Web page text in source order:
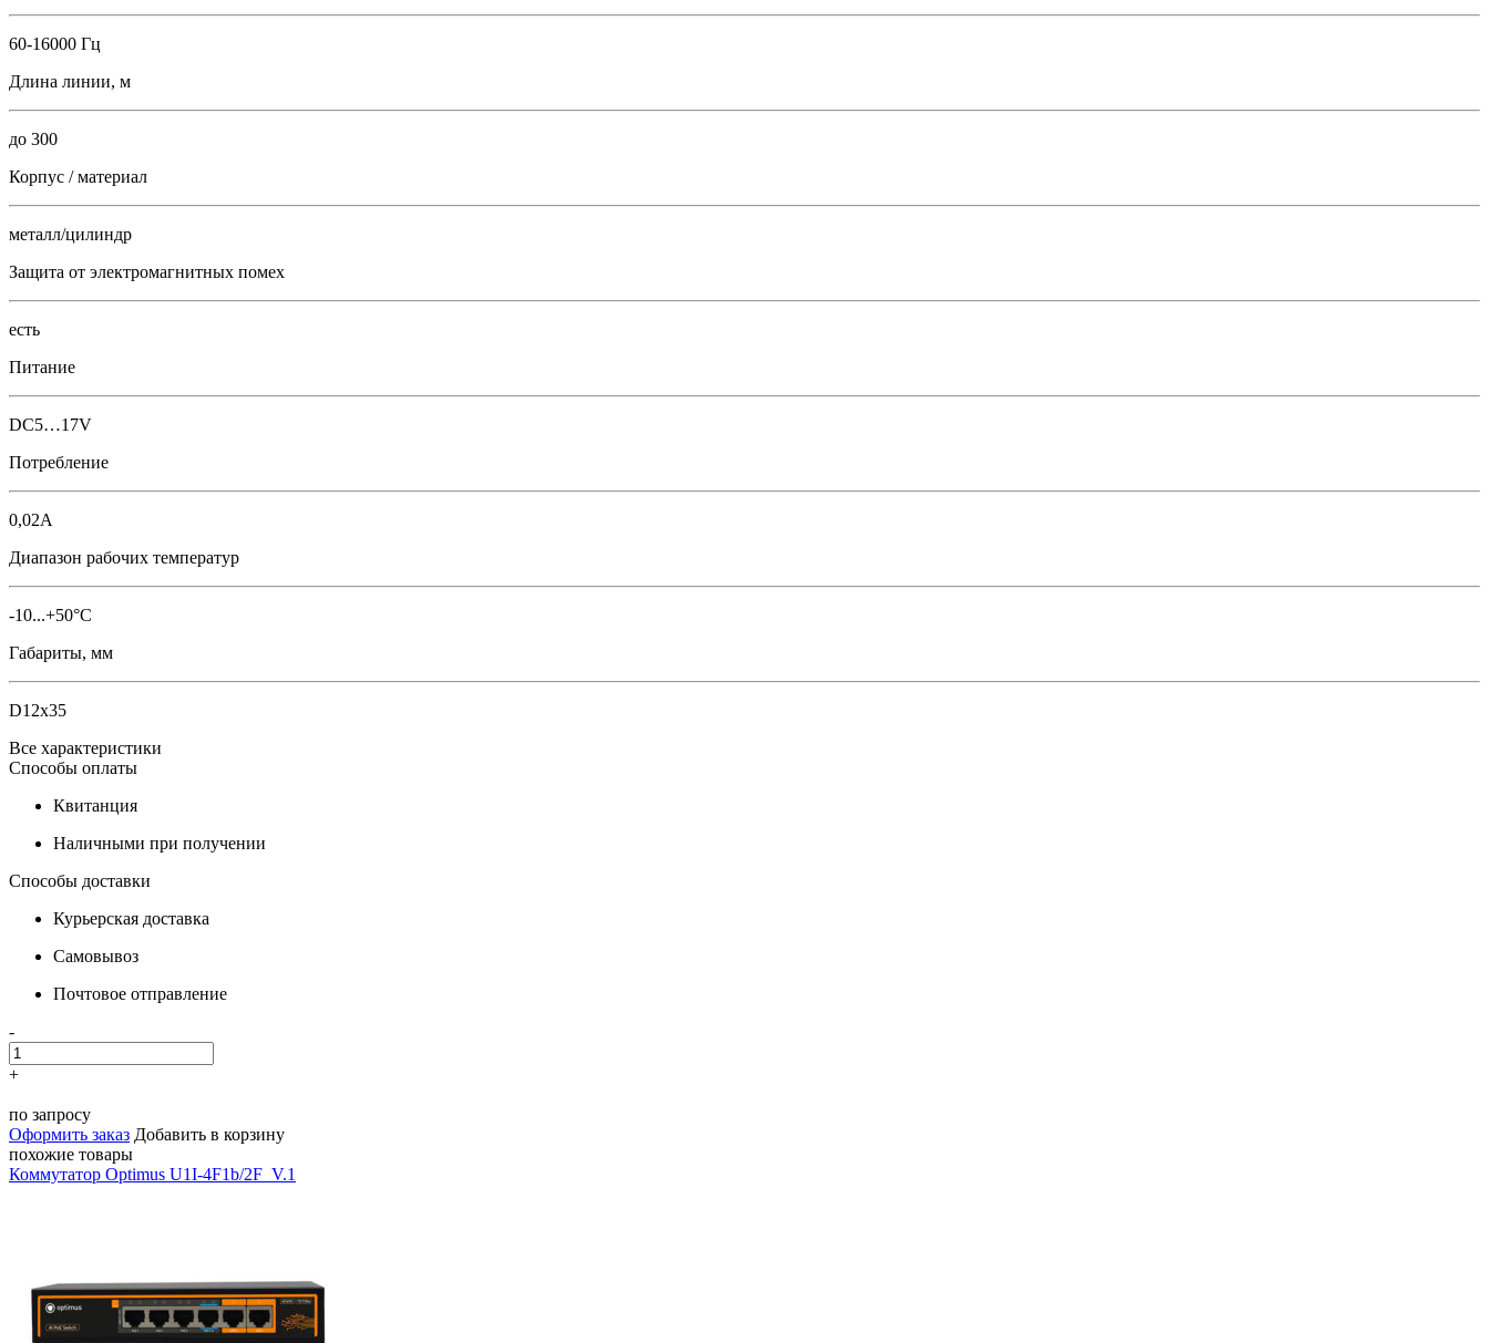
60-16000 Гц
Длина линии, м
до 300
Корпус / материал
металл/цилиндр
Защита от электромагнитных помех
есть
Питание
DC5…17V
Потребление
0,02A
Диапазон рабочих температур
-10...+50°С
Габариты, мм
D12x35
Все характеристики
Способы оплаты
Квитанция
Наличными при получении
Способы доставки
Курьерская доставка
Самовывоз
Почтовое отправление
-
+
по запросу
Оформить заказ Добавить в корзину
похожие товары
Коммутатор Optimus U1I-4F1b/2F_V.1